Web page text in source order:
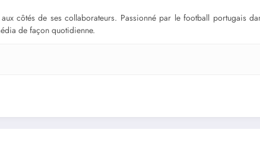
côtés de ses collaborateurs. Passionné par le football portugais
de façon quotidienne.